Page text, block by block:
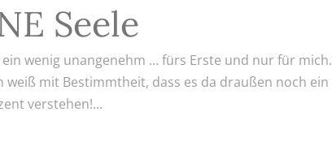
Seele
wenig unangenehm … fürs Erste und nur für mich.
mit Bestimmtheit, dass es da draußen noch ein
verstehen!...